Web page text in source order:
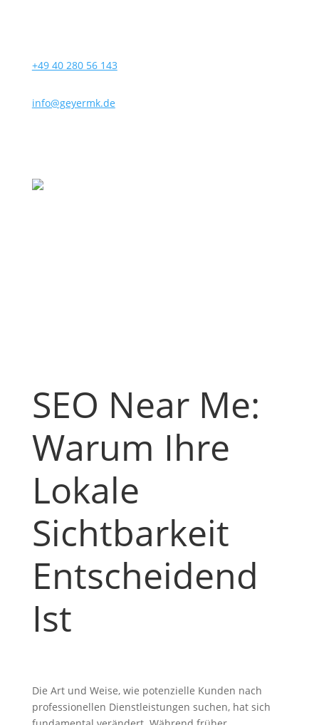
+49 40 280 56 143
info@geyermk.de
SEO Near Me:
Warum Ihre
Lokale
Sichtbarkeit
Entscheidend
Ist
Die Art und Weise, wie potenzielle Kunden nach
professionellen Dienstleistungen suchen, hat sich